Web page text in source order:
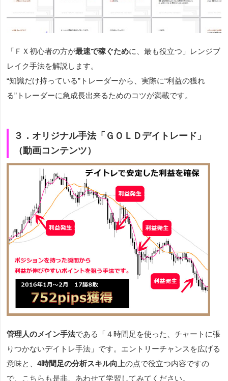
「ＦＸ初心者の方が最速で稼ぐために、最も役立つ」レンジブ
レイク手法を解説します。
“知識だけ持っている”トレーダーから、実際に“利益の獲れ
る”トレーダーに急成長出来るためのコツが満載です。
３．オリジナル手法「ＧＯＬＤデイトレード」
（動画コンテンツ）
管理人のメイン手法である「４時間足を使った、チャートに張
りつかないデイトレ手法」です。エントリーチャンスを広げる
意味と、 4時間足の分析スキル向上の点で役立つ内容ですの
で、こちらも是非、あわせて学習してみてください。